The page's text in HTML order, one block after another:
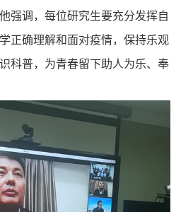
强调，每位研究生要充分发挥自
正确理解和面对疫情，保持乐观
科普，为青春留下助人为乐、奉